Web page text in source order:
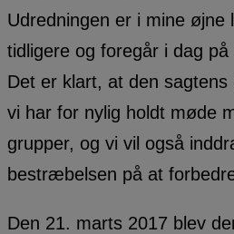
Udredningen er i mine øjne
tidligere og foregår i dag
Det er klart, at den sagtens
vi har for nylig holdt møde
grupper, og vi vil også
bestræbelsen på at
Den 21. marts 2017 blev